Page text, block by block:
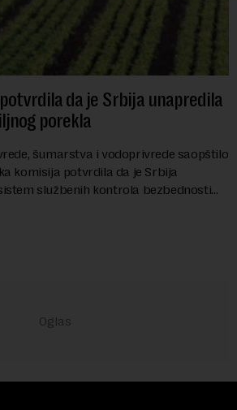
da je Srbija unapredila
porekla
šumarstva i vodoprivrede saopštilo
komisija potvrdila da je Srbija
službenih kontrola bezbednosti